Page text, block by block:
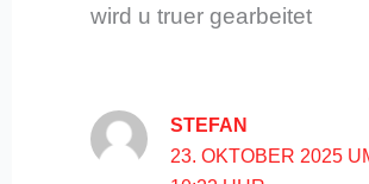
wird u truer gearbeitet
STEFAN
23. OKTOBER 2025